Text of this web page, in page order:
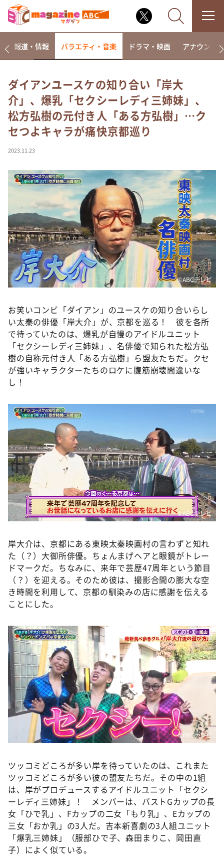
なるみ・岡村の過ぎるTV
相席食堂
これ余談なんですけど・・・
～人生密着トークバラエティ！～ やすとものいたっ
て真剣です
探偵！ナイトスクープ
news おかえり
河合＆A.B.C-Z塚田×福井アナ「なんでやねん！？」
（news おかえり）
DAIGOも台所 ～きょうの献立 何にする？～
本日はダイアンなり！シーズン２
朝だ！生です旅サラダ
教えて！ニュースライブ 正義のミカタ
新婚さんいらっしゃい！
ポツンと一軒家
ザキ山小屋本館
ぺこぱのまるスポ
報道・情報 バラエティ・音楽 ドラマ・映画 アナウンサー
ダイアンユースケの知り合い「岸大
介」、爆乳「セクシーレディ三姉妹」、
松方弘樹の元付き人「ある方弘樹」…ク
セつよキャラが痛快京都巡り
2023.11.23
©️ABCテレビ
お笑いコンビ「ダイアン」のユースケの知り合いらし
い太秦の俳優「岸大介」が、京都を巡る！ 彼を各所
で待っていたのは、爆乳が自慢のアイドルユニット
「セクシーレディ三姉妹」、名俳優で知られた松方弘
樹の自称元付き人「ある方弘樹」ら盟友たちだ。クセ
が強いキャラクターたちのロケに腹筋崩壊間違いな
し！
©️ABCテレビ
岸大介は、京都にある東映太秦映画村の言わずと知れ
た（？）大御所俳優。ちょんまげヘアと眼鏡がトレー
ドマークだ。ちなみに、来年で芸歴47周年という節目
（？）を迎える。そのため彼は、撮影合間の膨大な空
き時間を利用して、京都の馴染みの店に感謝を伝える
ことにした。
©️ABCテレビ
ツッコミどころが多い岸を待っていたのは、これまた
ツッコミどころが多い彼の盟友たちだ。その中の1組
は、岸がプロデュースするアイドルユニット「セクシ
ーレディ三姉妹」！ メンバーは、バストGカップの長
女「ひで乳」、Fカップの二女「もり乳」、Eカップの
三女「おか乳」の3人だ。吉本新喜劇の3人組ユニット
「爆乳三姉妹」（服部ひで子、森田まりこ、岡田直
子）によく似ている。